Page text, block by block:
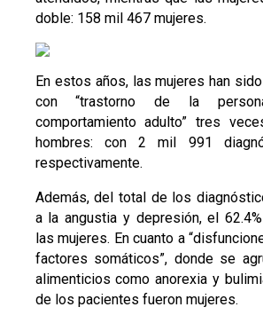
doble: 158 mil 467 mujeres.
En estos años, las mujeres han
con “trastorno de la
comportamiento adulto” tres
hombres: con 2 mil 991
respectivamente.
Además, del total de los
a la angustia y depresión, el
las mujeres. En cuanto a
factores somáticos”, donde se
alimenticios como anorexia y
de los pacientes fueron mujeres.